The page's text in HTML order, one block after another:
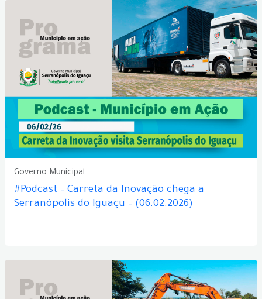
Governo Municipal
#Podcast – Carreta da Inovação chega a
Serranópolis do Iguaçu – (06.02.2026)